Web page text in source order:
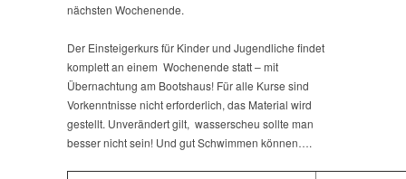
nächsten Wochenende.
Der Einsteigerkurs für Kinder und Jugendliche findet
komplett an einem Wochenende statt – mit
Übernachtung am Bootshaus! Für alle Kurse sind
Vorkenntnisse nicht erforderlich, das Material wird
gestellt. Unverändert gilt, wasserscheu sollte man
besser nicht sein! Und gut Schwimmen können….